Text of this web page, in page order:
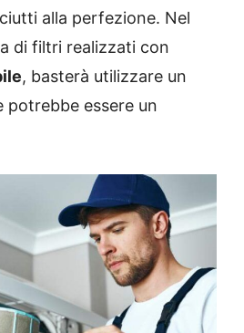
alla perfezione. Nel
di filtri realizzati con
, basterà utilizzare un
potrebbe essere un